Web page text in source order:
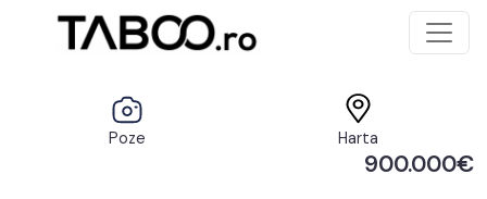
Poze Harta
900.000€